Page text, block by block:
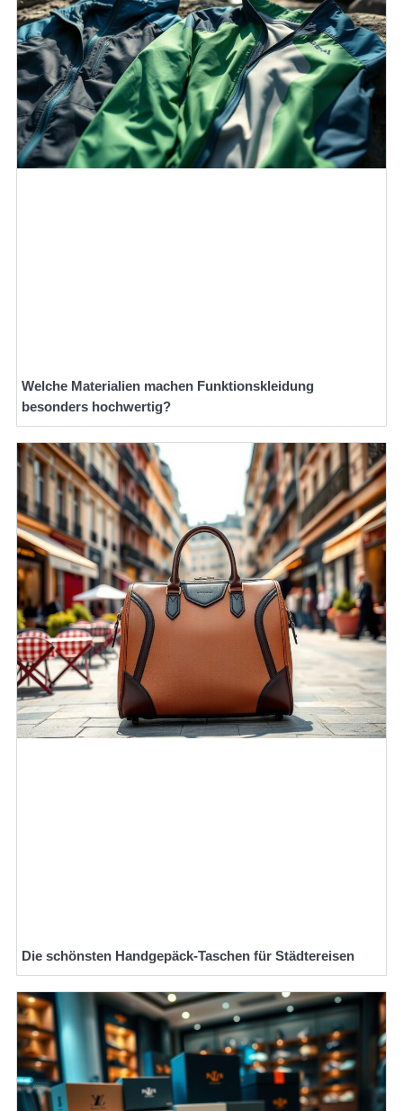
Welche Materialien machen Funktionskleidung
besonders hochwertig?
Die schönsten Handgepäck-Taschen für Städtereisen